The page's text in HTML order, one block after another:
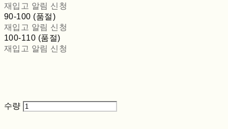
재입고 알림 신청
90-100 (품절)
재입고 알림 신청
100-110 (품절)
재입고 알림 신청
수량